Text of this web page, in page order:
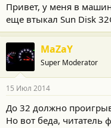
Привет, у меня в
еще втыкал Sun Disk
MaZaY
Super Moderator
15 Июл 2014
До 32 должно
Но вот беда, читатель